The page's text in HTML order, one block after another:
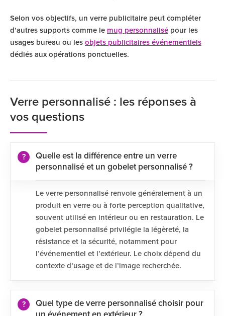
Selon vos objectifs, un verre publicitaire peut compléter
d’autres supports comme le mug personnalisé pour les
usages bureau ou les objets publicitaires événementiels
dédiés aux opérations ponctuelles.
Verre personnalisé : les réponses à
vos questions
Quelle est la différence entre un verre
personnalisé et un gobelet personnalisé ?
Le verre personnalisé renvoie généralement à un
produit en verre ou à forte perception qualitative,
souvent utilisé en intérieur ou en restauration. Le
gobelet personnalisé privilégie la légèreté, la
résistance et la sécurité, notamment pour
l’événementiel et l’extérieur. Le choix dépend du
contexte d’usage et de l’image recherchée.
Quel type de verre personnalisé choisir pour